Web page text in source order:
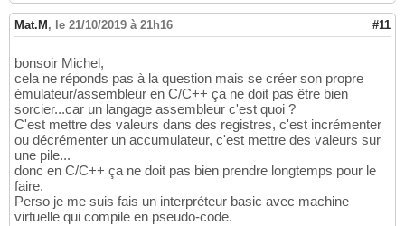
Mat.M , le 21/10/2019 à 21h16 #11
bonsoir Michel,
cela ne réponds pas à la question mais se créer son propre
émulateur/assembleur en C/C++ ça ne doit pas être bien
sorcier...car un langage assembleur c'est quoi ?
C'est mettre des valeurs dans des registres, c'est incrémenter
ou décrémenter un accumulateur, c'est mettre des valeurs sur
une pile...
donc en C/C++ ça ne doit pas bien prendre longtemps pour le
faire.
Perso je me suis fais un interpréteur basic avec machine
virtuelle qui compile en pseudo-code.